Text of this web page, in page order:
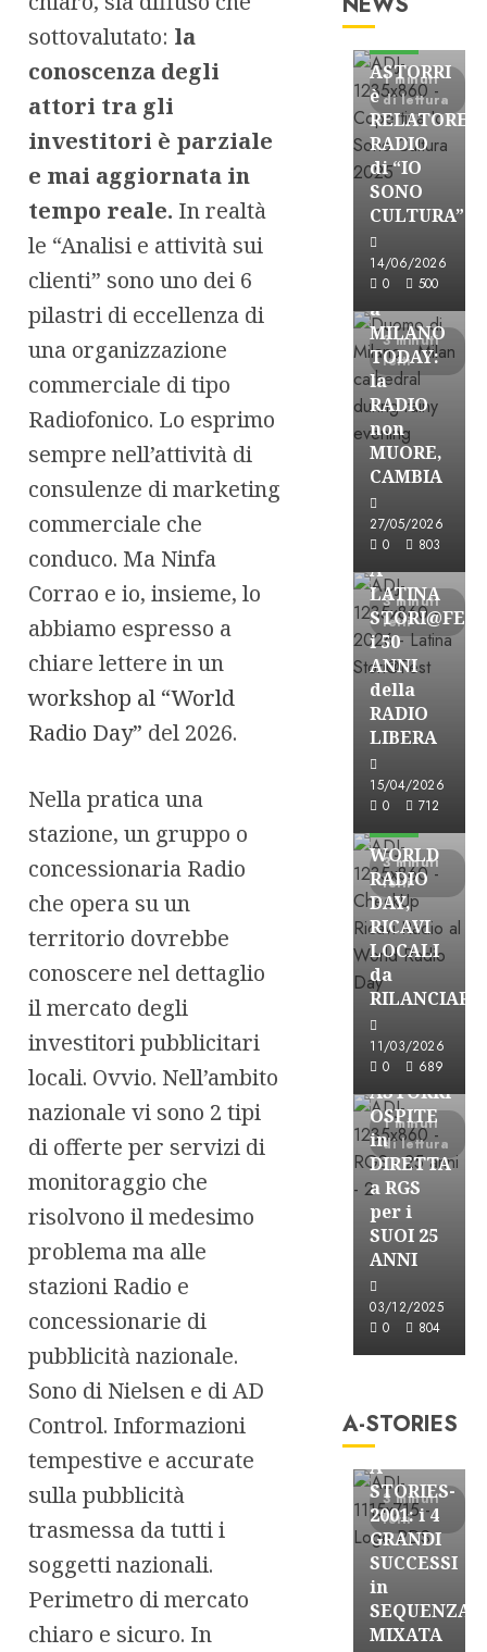
sottovalutato: la
conoscenza degli
attori tra gli
investitori è parziale
e mai aggiornata in
tempo reale. In realtà
le “Analisi e attività sui
clienti” sono uno dei 6
pilastri di eccellenza di
una organizzazione
commerciale di tipo
Radiofonico. Lo esprimo
sempre nell’attività di
consulenze di marketing
commerciale che
conduco. Ma Ninfa
Corrao e io, insieme, lo
abbiamo espresso a
chiare lettere in un
workshop al “World
Radio Day” del 2026.
Nella pratica una
stazione, un gruppo o
concessionaria Radio
che opera su un
territorio dovrebbe
conoscere nel dettaglio
il mercato degli
investitori pubblicitari
locali. Ovvio. Nell’ambito
nazionale vi sono 2 tipi
di offerte per servizi di
monitoraggio che
risolvono il medesimo
problema ma alle
stazioni Radio e
concessionarie di
pubblicità nazionale.
Sono di Nielsen e di AD
Control. Informazioni
tempestive e accurate
sulla pubblicità
trasmessa da tutti i
soggetti nazionali.
Perimetro di mercato
chiaro e sicuro. In
1 minuti
di lettura
Astorri News
ASTORRI
è
RELATORE
RADIO
di “IO
SONO
CULTURA”
14/06/2026
0
500
3 minuti
letti
FREE
ASTORRI
a
MILANO
TODAY:
la
RADIO
non
MUORE,
CAMBIA
27/05/2026
0
803
3 minuti
letti
Astorri News
FREE
A
LATINA
i 50
ANNI
della
RADIO
LIBERA
15/04/2026
0
712
3 minuti
letti
Astorri News
WORLD
RADIO
DAY,
RICAVI
LOCALI
da
RILANCIARE
11/03/2026
0
689
1 minuti
di lettura
Astorri News
FREE
ASTORRI
OSPITE
in
DIRETTA
a RGS
per i
SUOI 25
ANNI
03/12/2025
0
804
A-STORIES
3 minuti
letti
Formazione
A-
STORIES-
2001: i 4
GRANDI
SUCCESSI
in
SEQUENZA
MIXATA
A-Stories
Formazione